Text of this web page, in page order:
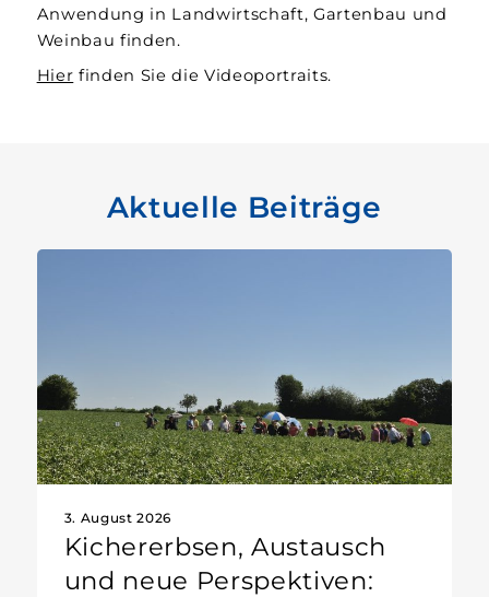
Anwendung in Landwirtschaft, Gartenbau und
Weinbau finden.
Hier finden Sie die Videoportraits.
Aktuelle Beiträge
3. August 2026
Kichererbsen, Austausch
und neue Perspektiven: